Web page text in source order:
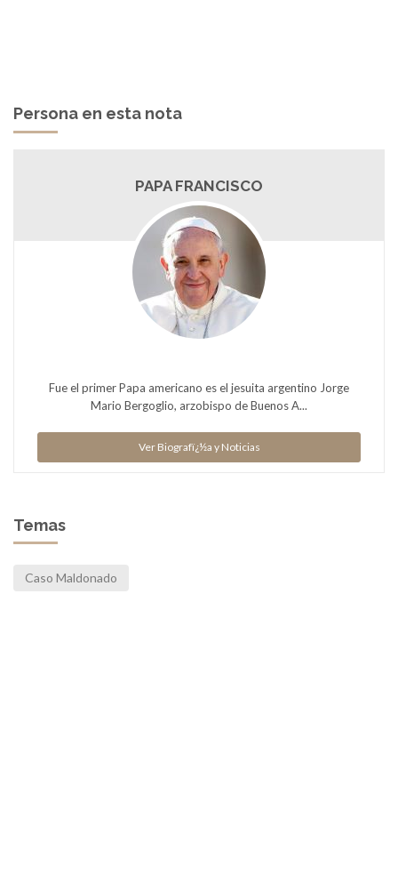
Persona en esta nota
PAPA FRANCISCO
Fue el primer Papa americano es el jesuita argentino Jorge
Mario Bergoglio, arzobispo de Buenos A...
Ver Biografï¿½a y Noticias
Temas
Caso Maldonado